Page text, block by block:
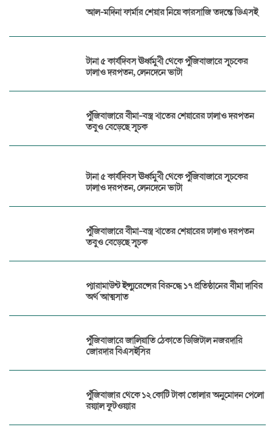
আল-মদিনা ফার্মার শেয়ার নিয়ে কারসাজি তদন্তে ডিএসই
টানা ৫ কার্যদিবস ঊর্ধ্বমুখী থেকে পুঁজিবাজারে সূচকের
ঢালাও দরপতন, লেনদেনে ভাটা
পুঁজিবাজারে বীমা-বস্ত্র খাতের শেয়ারের ঢালাও দরপতন
তবুও বেড়েছে সূচক
টানা ৫ কার্যদিবস ঊর্ধ্বমুখী থেকে পুঁজিবাজারে সূচকের
ঢালাও দরপতন, লেনদেনে ভাটা
পুঁজিবাজারে বীমা-বস্ত্র খাতের শেয়ারের ঢালাও দরপতন
তবুও বেড়েছে সূচক
প্যারামাউন্ট ইন্স্যুরেন্সের বিরুদ্ধে ১৭ প্রতিষ্ঠানের বীমা দাবির
অর্থ আত্মসাত
পুঁজিবাজারে জালিয়াতি ঠেকাতে ডিজিটাল নজরদারি
জোরদার বিএসইসির
পুঁজিবাজার থেকে ১২ কোটি টাকা তোলার অনুমোদন পেলো
রয়্যাল ফুটওয়্যার